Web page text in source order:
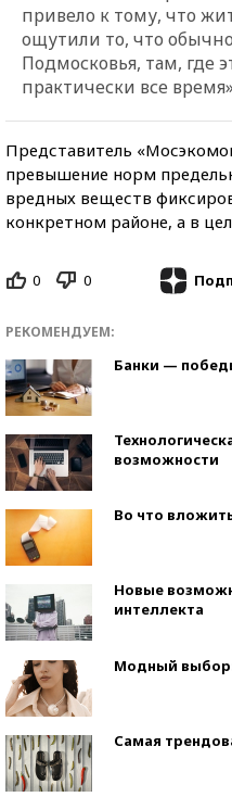
привело к тому, что
ощутили то, что
Подмосковья, там, где
практически все
Представитель
превышение норм
вредных веществ
конкретном районе, а в
0 0
РЕКОМЕНДУЕМ:
Банки —
возможности
Во что
Новые
интеллекта
Модный выбор:
Самая